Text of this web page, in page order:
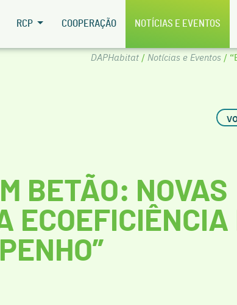
RCP COOPERAÇÃO NOTÍCIAS E EVENTOS
DAPHabitat/ Notícias e Eventos /
BETÃO: NOVAS
ECOEFICIÊNCIA